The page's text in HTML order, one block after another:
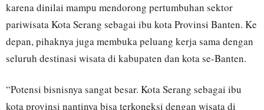
karena dinilai mampu mendorong pertumbuhan sektor
pariwisata Kota Serang sebagai ibu kota Provinsi Banten. Ke
depan, pihaknya juga membuka peluang kerja sama dengan
seluruh destinasi wisata di kabupaten dan kota se-Banten.
“Potensi bisnisnya sangat besar. Kota Serang sebagai ibu
kota provinsi nantinya bisa terkoneksi dengan wisata di